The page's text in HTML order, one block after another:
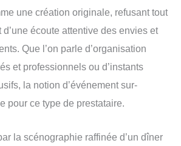
une création originale, refusant tout
écoute attentive des envies et
Que l’on parle d’organisation
et professionnels ou d’instants
la notion d’événement sur-
pour ce type de prestataire.
la scénographie raffinée d’un dîner